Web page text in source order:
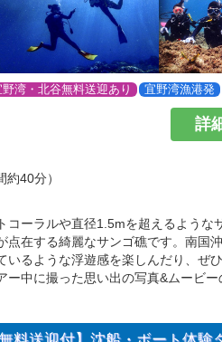
湾・北谷無料送迎あり 宜野湾漁港発
40分）
詳
コーラルや直径1.5mを超えるような
点在する綺麗なサンゴ礁です。南国
いるような浮遊感を楽しんだり、ぜ
ー中に撮った思い出の写真&ムービ